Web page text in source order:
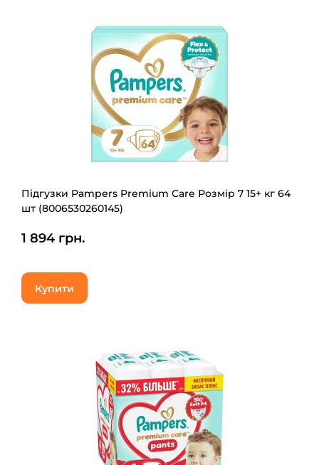
Підгузки Pampers Premium Care Розмір 7 15+ кг 64
шт (8006530260145)
1 894 грн.
Купити